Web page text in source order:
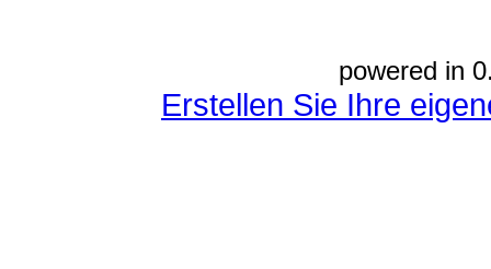
powered in
Erstellen Sie Ihre